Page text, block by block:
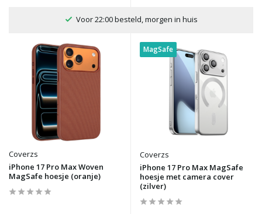
100 dagen bedenktijd
Coverzs
iPhone 17 Pro Max Woven
MagSafe hoesje (oranje)
MagSafe
Coverzs
iPhone 17 Pro Max MagSafe
hoesje met camera cover
(zilver)